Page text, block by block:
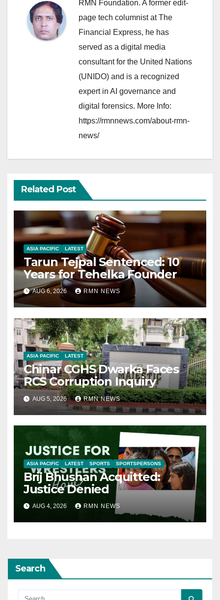
RMN Foundation. A former edit-
page tech columnist at The
Financial Express, he has
served as a digital media
consultant for the United Nations
(UNIDO) and is a recognized
expert in AI governance and
digital forensics. More Info:
https://rmnnews.com/about-rmn-
news/
Related Post
ASIA PACIFIC LATEST
Tarun Tejpal Sentenced: 10
Years for Tehelka Founder
AUG 6, 2026 RMN NEWS
ASIA PACIFIC LATEST
Chinar CGHS Dwarka Faces
RCS Corruption Inquiry
AUG 5, 2026 RMN NEWS
ASIA PACIFIC LATEST SPORTS SPORTSPERSONS
Brij Bhushan Acquitted:
Justice Denied
AUG 4, 2026 RMN NEWS
Search